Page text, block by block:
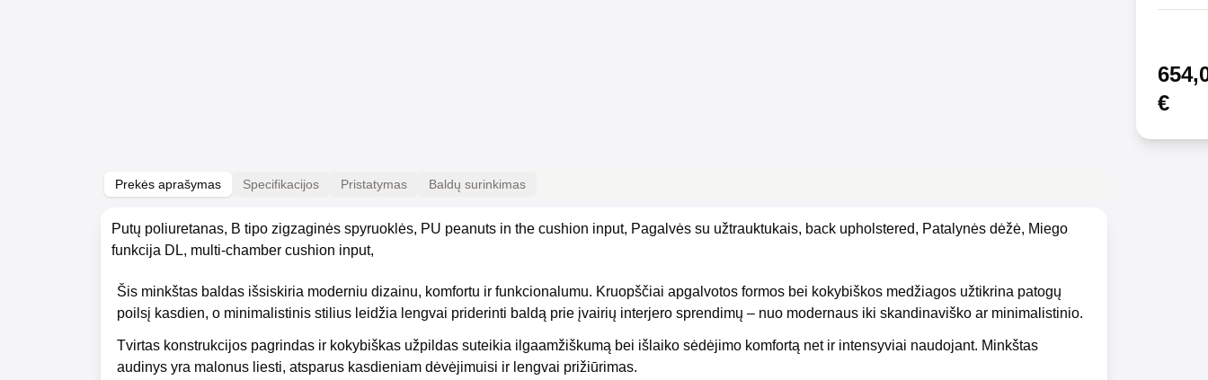
€
Prekės aprašymas Specifikacijos Pristatymas Baldų surinkimas
Putų poliuretanas, B tipo zigzaginės spyruoklės, PU peanuts in the cushion input, Pagalvės su užtrauktukais, back upholstered, Patalynės dėžė, Miego
funkcija DL, multi-chamber cushion input,
Šis minkštas baldas išsiskiria moderniu dizainu, komfortu ir funkcionalumu. Kruopščiai apgalvotos formos bei kokybiškos medžiagos užtikrina patogų
poilsį kasdien, o minimalistinis stilius leidžia lengvai priderinti baldą prie įvairių interjero sprendimų – nuo modernaus iki skandinaviško ar minimalistinio.
Tvirtas konstrukcijos pagrindas ir kokybiškas užpildas suteikia ilgaamžiškumą bei išlaiko sėdėjimo komfortą net ir intensyviai naudojant. Minkštas
audinys yra malonus liesti, atsparus kasdieniam dėvėjimuisi ir lengvai prižiūrimas.